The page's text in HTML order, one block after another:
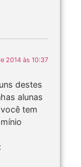
2014 às 10:37
destes
alunas
tem